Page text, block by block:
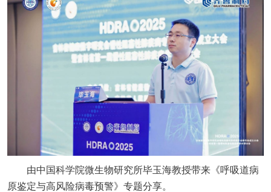
由中国科学院微生物研究所毕玉海教授带来《呼吸道病
原鉴定与高风险病毒预警》专题分享。